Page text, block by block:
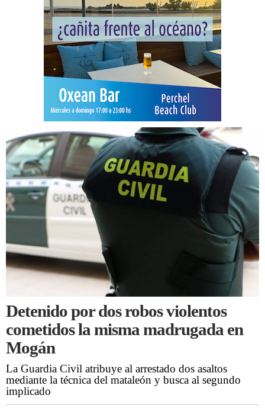
Detenido por dos robos violentos
cometidos la misma madrugada en
Mogán
La Guardia Civil atribuye al arrestado dos asaltos
mediante la técnica del mataleón y busca al segundo
implicado